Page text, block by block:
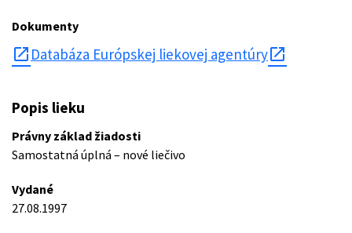
Dokumenty
open_in_new Databáza Európskej liekovej agentúry
Popis lieku
Právny základ žiadosti
Samostatná úplná – nové liečivo
Vydané
27.08.1997